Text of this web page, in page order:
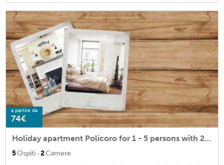
a partire da
74€
Holiday apartment Policoro for 1 - 5 persons with 2 bedrooms - Row house
5Ospiti · 2Camere